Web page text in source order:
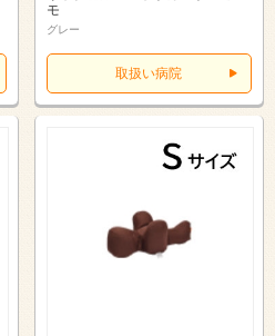
モ
グレー
取扱い病院